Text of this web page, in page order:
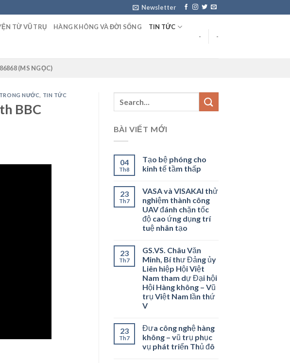
Newsletter
TỪ VŨ TRỤ HÀNG KHÔNG VÀ ĐỜI SỐNG TIN TỨC
- -
(MS NGỌC)
NƯỚC TIN TỨC
BBC
BÀI VIẾT MỚI
04
Th8
Tạo bệ phóng cho
kinh tế tầm thấp
23
Th7
VASA và VISAKAI thử
nghiệm thành công
UAV đánh chặn tốc
độ cao ứng dụng trí
tuệ nhân tạo
23
Th7
GS.VS. Châu Văn
Minh, Bí thư Đảng ủy
Liên hiệp Hội Việt
Nam tham dự Đại hội
Hội Hàng không – Vũ
trụ Việt Nam lần thứ
V
23
Th7
Đưa công nghệ hàng
không – vũ trụ phục
vụ phát triển Thủ đô